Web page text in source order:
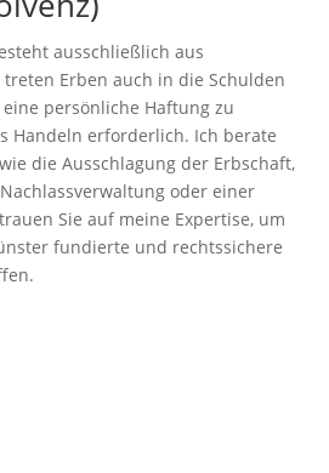
ausschließlich aus
Erben auch in die Schulden
persönliche Haftung zu
Handeln erforderlich. Ich berate
die Ausschlagung der Erbschaft,
oder einer
Sie auf meine Expertise, um
fundierte und rechtssichere